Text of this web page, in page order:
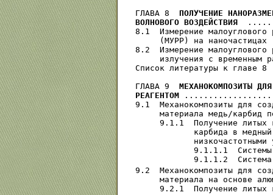
ГЛАВА 8 ПОЛУЧЕНИЕ
ВОЛНОВОГО ВОЗДЕЙСТВИЯ
8.1  Измерение малоуглового
(МУРР) на наночастицах
8.2  Измерение малоуглового
излучения с временным
Список литературы к
ГЛАВА 9 МЕХАНОКОМПОЗИТЫ
РЕАГЕНТОМ
9.1  Механокомпозиты для
материала медь/карбид
9.1.1  Получение литых
карбида в
низкочастотными
9.1.1.1
9.1.1.2
9.2  Механокомпозиты для
материала на основе
9.2.1  Получение литых